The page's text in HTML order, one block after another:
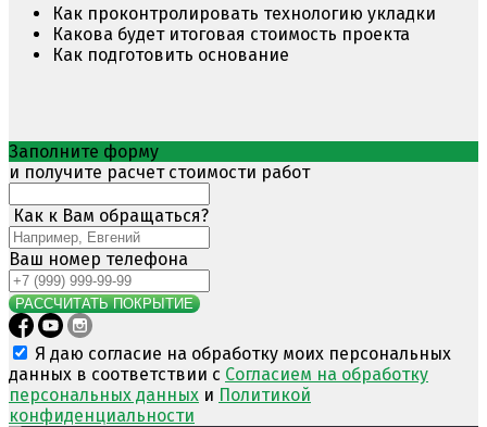
Как проконтролировать технологию укладки
Какова будет итоговая стоимость проекта
Как подготовить основание
Заполните форму
и получите расчет стоимости работ
Как к Вам обращаться?
Ваш номер телефона
РАССЧИТАТЬ ПОКРЫТИЕ
Я даю согласие на обработку моих персональных
данных в соответствии с Согласием на обработку
персональных данных и Политикой
конфиденциальности